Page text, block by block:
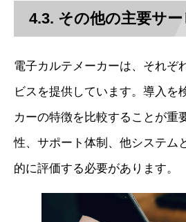
4.3. その他の主要サ
電子カルテメーカーは、それぞ
ビスを提供しています。導入を
カーの特徴を比較することが重
性、サポート体制、他システム
的に評価する必要があります。